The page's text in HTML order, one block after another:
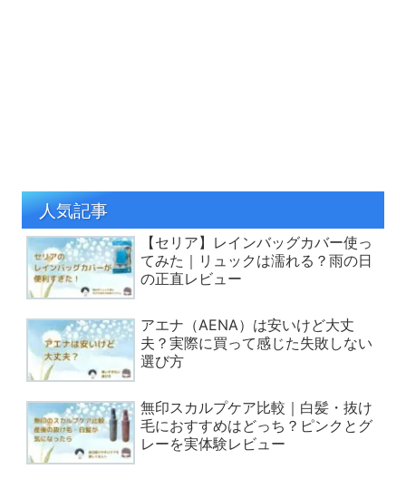
人気記事
【セリア】レインバッグカバー使っ
てみた｜リュックは濡れる？雨の日
の正直レビュー
アエナ（AENA）は安いけど大丈
夫？実際に買って感じた失敗しない
選び方
無印スカルプケア比較｜白髪・抜け
毛におすすめはどっち？ピンクとグ
レーを実体験レビュー